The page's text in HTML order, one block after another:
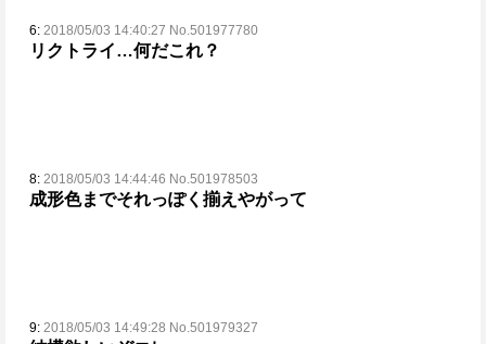
6: 2018/05/03 14:40:27 No.501977780
リクトライ…何だこれ？
8: 2018/05/03 14:44:46 No.501978503
成形色までそれっぽく揃えやがって
9: 2018/05/03 14:49:28 No.501979327